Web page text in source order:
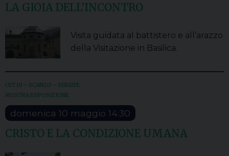
LA GIOIA DELL’INCONTRO
Visita guidata al battistero e all’arazzo
della Visitazione in Basilica.
CET 10 – SCANZO – SERIATE
MOSTRA/ESPOSIZIONE
domenica 10 maggio 14:30
CRISTO E LA CONDIZIONE UMANA